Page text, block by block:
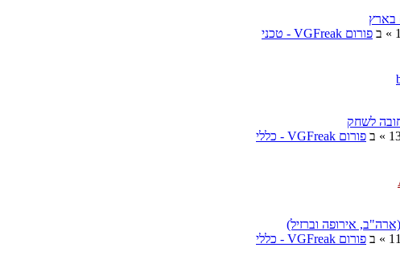
בארץ
» ב פורום VGFreak - טכני
» ב פורום VGFreak - כללי
אירופה וברזיל)
» ב פורום VGFreak - כללי